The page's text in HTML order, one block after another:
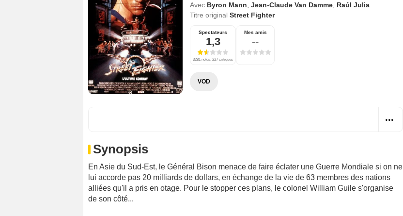
Avec Byron Mann Jean-Claude Van Damme Raúl Julia
Titre original Street Fighter
Spectateurs
1,3
3281 notes, 227 critiques
Mes amis
--
VOD
Synopsis
En Asie du Sud-Est, le Général Bison menace de faire éclater une Guerre Mondiale si on ne
lui accorde pas 20 milliards de dollars, en échange de la vie de 63 membres des nations
alliées qu'il a pris en otage. Pour le stopper ces plans, le colonel William Guile s'organise
de son côté...